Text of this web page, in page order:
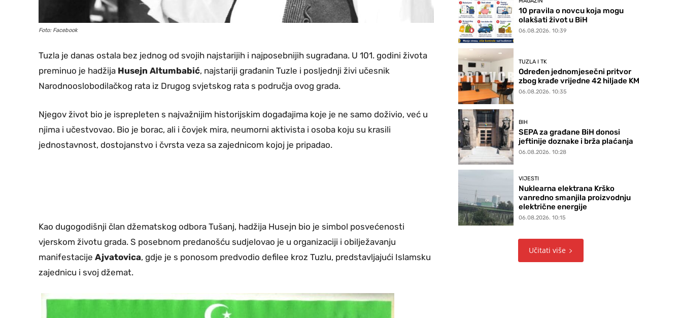
Foto: Facebook
Tuzla je danas ostala bez jednog od svojih najstarijih i najposebnijih sugrađana. U 101. godini života
preminuo je hadžija Husejn Altumbabić, najstariji građanin Tuzle i posljednji živi učesnik
Narodnooslobodilačkog rata iz Drugog svjetskog rata s područja ovog grada.
Njegov život bio je isprepleten s najvažnijim historijskim događajima koje je ne samo doživio, već u
njima i učestvovao. Bio je borac, ali i čovjek mira, neumorni aktivista i osoba koju su krasili
jednostavnost, dostojanstvo i čvrsta veza sa zajednicom kojoj je pripadao.
Kao dugogodišnji član džematskog odbora Tušanj, hadžija Husejn bio je simbol posvećenosti
vjerskom životu grada. S posebnom predanošću sudjelovao je u organizaciji i obilježavanju
manifestacije Ajvatovica, gdje je s ponosom predvodio defilee kroz Tuzlu, predstavljajući Islamsku
zajednicu i svoj džemat.
10 pravila o novcu koja mogu
olakšati život u BiH
06.08.2026. 10:39
TUZLA I TK
Određen jednomjesečni pritvor
zbog krađe vrijedne 42 hiljade KM
06.08.2026. 10:35
BIH
SEPA za građane BiH donosi
jeftinije doznake i brža plaćanja
06.08.2026. 10:28
VIJESTI
Nuklearna elektrana Krško
vanredno smanjila proizvodnju
električne energije
06.08.2026. 10:15
Učitati više